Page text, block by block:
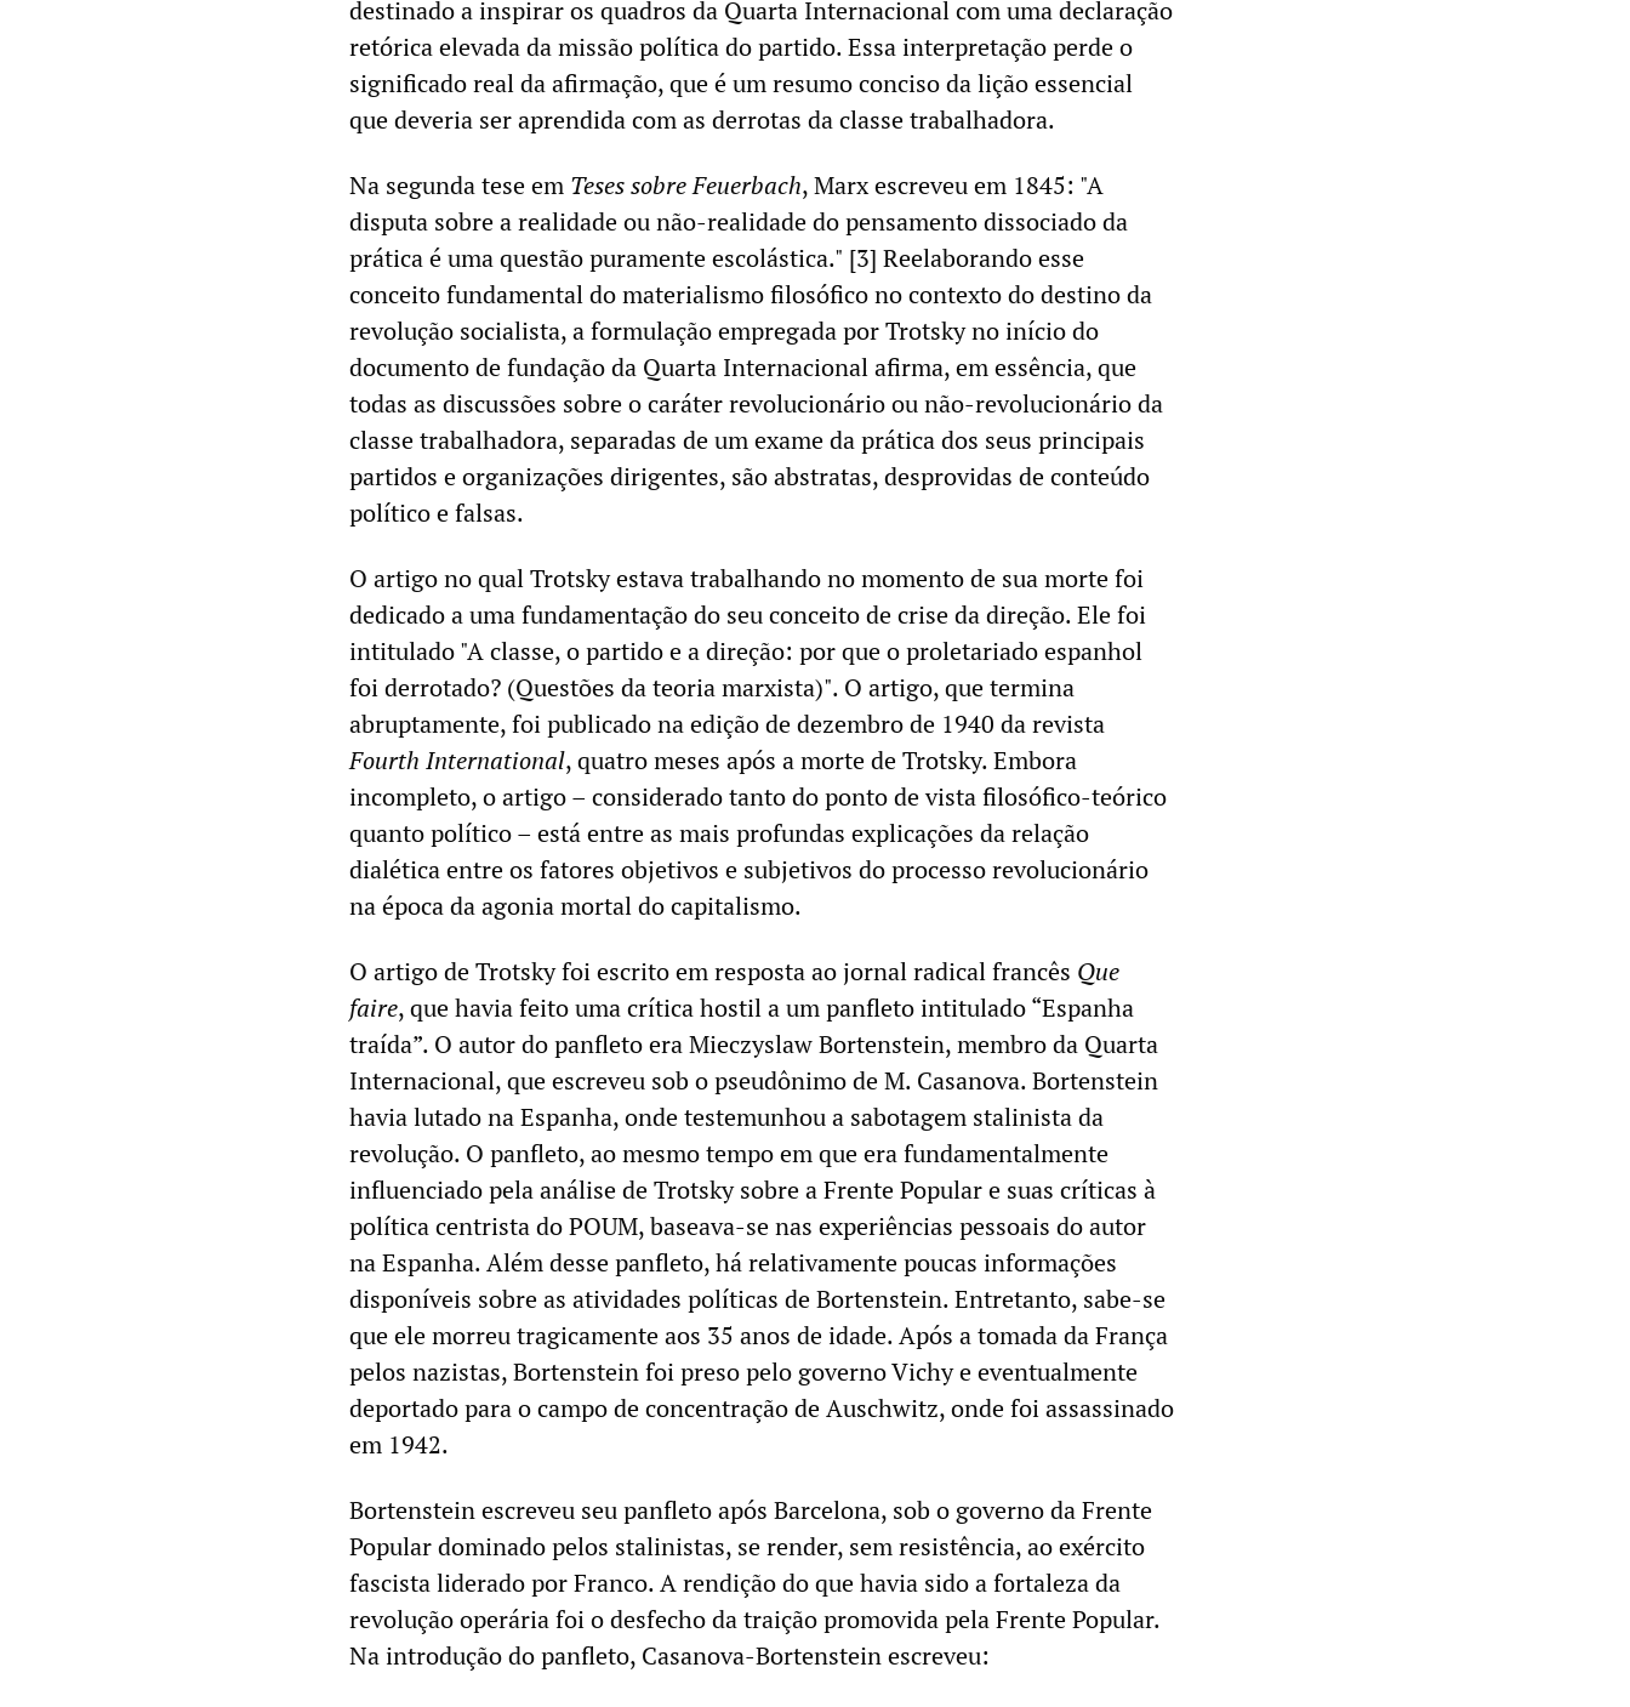
destinado a inspirar os quadros da Quarta Internacional com uma declaração
retórica elevada da missão política do partido. Essa interpretação perde o
significado real da afirmação, que é um resumo conciso da lição essencial
que deveria ser aprendida com as derrotas da classe trabalhadora.
Na segunda tese em Teses sobre Feuerbach, Marx escreveu em 1845: "A
disputa sobre a realidade ou não-realidade do pensamento dissociado da
prática é uma questão puramente escolástica." [3] Reelaborando esse
conceito fundamental do materialismo filosófico no contexto do destino da
revolução socialista, a formulação empregada por Trotsky no início do
documento de fundação da Quarta Internacional afirma, em essência, que
todas as discussões sobre o caráter revolucionário ou não-revolucionário da
classe trabalhadora, separadas de um exame da prática dos seus principais
partidos e organizações dirigentes, são abstratas, desprovidas de conteúdo
político e falsas.
O artigo no qual Trotsky estava trabalhando no momento de sua morte foi
dedicado a uma fundamentação do seu conceito de crise da direção. Ele foi
intitulado "A classe, o partido e a direção: por que o proletariado espanhol
foi derrotado? (Questões da teoria marxista)". O artigo, que termina
abruptamente, foi publicado na edição de dezembro de 1940 da revista
Fourth International, quatro meses após a morte de Trotsky. Embora
incompleto, o artigo – considerado tanto do ponto de vista filosófico-teórico
quanto político – está entre as mais profundas explicações da relação
dialética entre os fatores objetivos e subjetivos do processo revolucionário
na época da agonia mortal do capitalismo.
O artigo de Trotsky foi escrito em resposta ao jornal radical francês Que
faire, que havia feito uma crítica hostil a um panfleto intitulado “Espanha
traída”. O autor do panfleto era Mieczyslaw Bortenstein, membro da Quarta
Internacional, que escreveu sob o pseudônimo de M. Casanova. Bortenstein
havia lutado na Espanha, onde testemunhou a sabotagem stalinista da
revolução. O panfleto, ao mesmo tempo em que era fundamentalmente
influenciado pela análise de Trotsky sobre a Frente Popular e suas críticas à
política centrista do POUM, baseava-se nas experiências pessoais do autor
na Espanha. Além desse panfleto, há relativamente poucas informações
disponíveis sobre as atividades políticas de Bortenstein. Entretanto, sabe-se
que ele morreu tragicamente aos 35 anos de idade. Após a tomada da França
pelos nazistas, Bortenstein foi preso pelo governo Vichy e eventualmente
deportado para o campo de concentração de Auschwitz, onde foi assassinado
em 1942.
Bortenstein escreveu seu panfleto após Barcelona, sob o governo da Frente
Popular dominado pelos stalinistas, se render, sem resistência, ao exército
fascista liderado por Franco. A rendição do que havia sido a fortaleza da
revolução operária foi o desfecho da traição promovida pela Frente Popular.
Na introdução do panfleto, Casanova-Bortenstein escreveu: